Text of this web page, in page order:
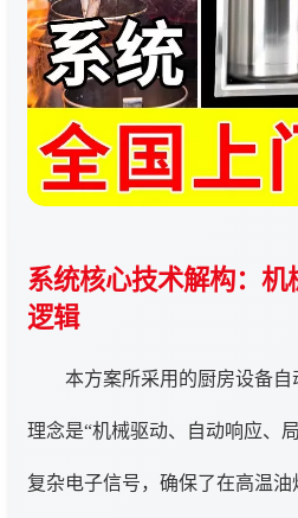
系统核心技术解构：机
逻辑
本方案所采用的厨房设备
理念是“机械驱动、自动响应、
复杂电子信号，确保了在高温